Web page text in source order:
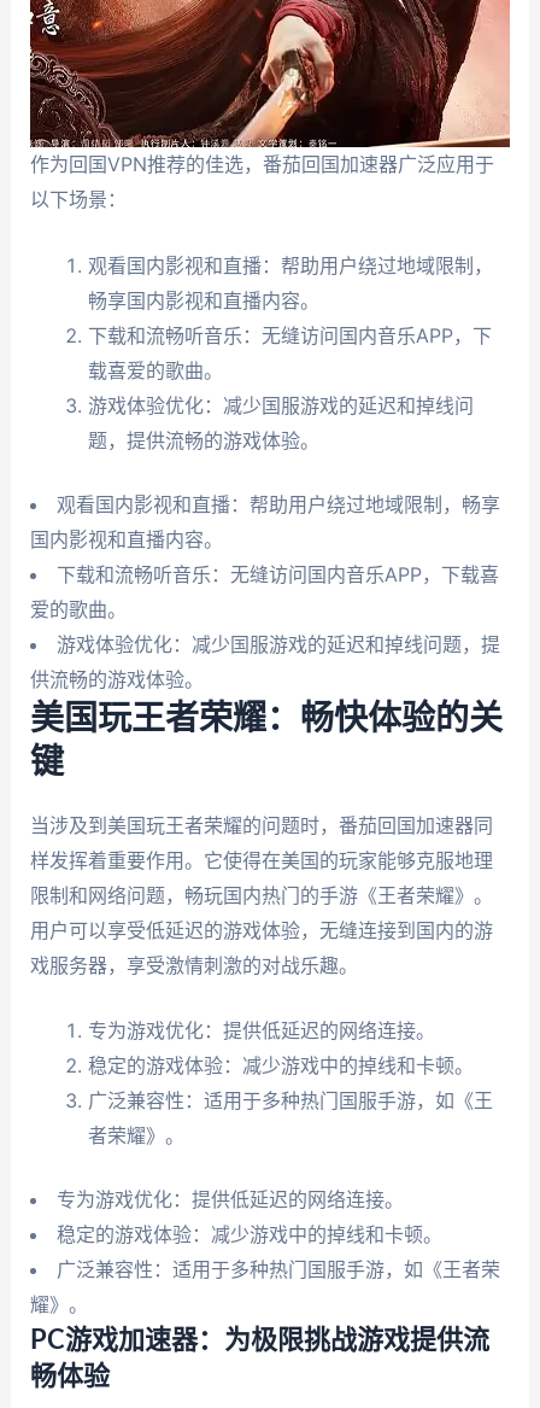
作为回国VPN推荐的佳选，番茄回国加速器广泛应用于
以下场景：
观看国内影视和直播：帮助用户绕过地域限制，
畅享国内影视和直播内容。
下载和流畅听音乐：无缝访问国内音乐APP，下
载喜爱的歌曲。
游戏体验优化：减少国服游戏的延迟和掉线问
题，提供流畅的游戏体验。
观看国内影视和直播：帮助用户绕过地域限制，畅享
国内影视和直播内容。
下载和流畅听音乐：无缝访问国内音乐APP，下载喜
爱的歌曲。
游戏体验优化：减少国服游戏的延迟和掉线问题，提
供流畅的游戏体验。
美国玩王者荣耀：畅快体验的关
键
当涉及到美国玩王者荣耀的问题时，番茄回国加速器同
样发挥着重要作用。它使得在美国的玩家能够克服地理
限制和网络问题，畅玩国内热门的手游《王者荣耀》。
用户可以享受低延迟的游戏体验，无缝连接到国内的游
戏服务器，享受激情刺激的对战乐趣。
专为游戏优化：提供低延迟的网络连接。
稳定的游戏体验：减少游戏中的掉线和卡顿。
广泛兼容性：适用于多种热门国服手游，如《王
者荣耀》。
专为游戏优化：提供低延迟的网络连接。
稳定的游戏体验：减少游戏中的掉线和卡顿。
广泛兼容性：适用于多种热门国服手游，如《王者荣
耀》。
PC游戏加速器：为极限挑战游戏提供流
畅体验